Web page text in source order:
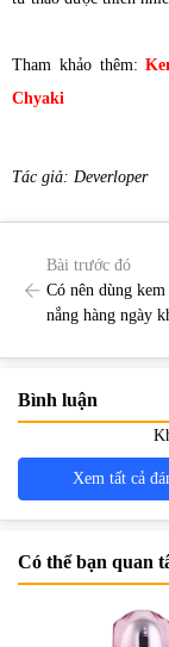
Tham khảo thêm:
Chyaki
Tác giả: Deverloper
Bài trước đó
Có nên dùng kem
nắng hàng ngày
Bình luận
Xem tất cả
Có thể bạn quan